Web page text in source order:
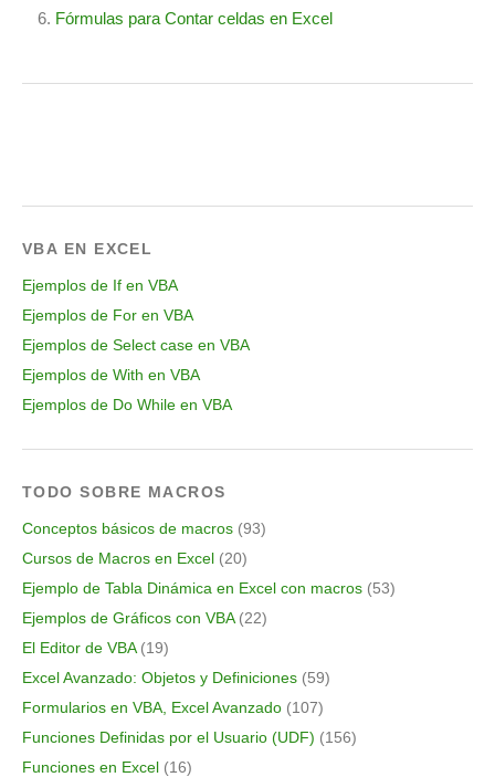
Fórmulas para Contar celdas en Excel
VBA EN EXCEL
Ejemplos de If en VBA
Ejemplos de For en VBA
Ejemplos de Select case en VBA
Ejemplos de With en VBA
Ejemplos de Do While en VBA
TODO SOBRE MACROS
Conceptos básicos de macros (93)
Cursos de Macros en Excel (20)
Ejemplo de Tabla Dinámica en Excel con macros (53)
Ejemplos de Gráficos con VBA(22)
El Editor de VBA(19)
Excel Avanzado: Objetos y Definiciones (59)
Formularios en VBA, Excel Avanzado (107)
Funciones Definidas por el Usuario (UDF) (156)
Funciones en Excel (16)